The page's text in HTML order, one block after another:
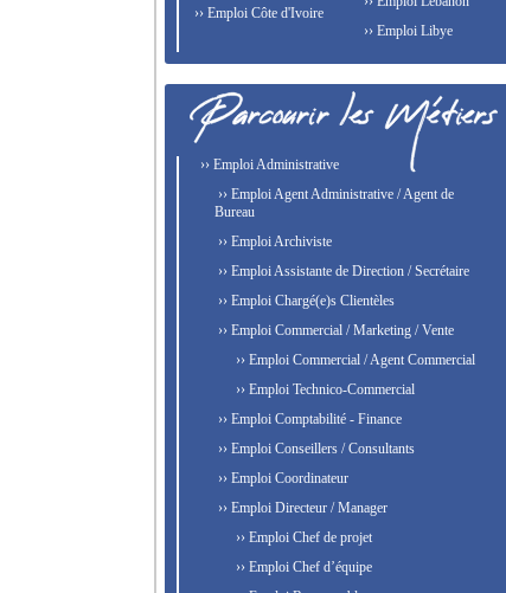
›› Emploi Côte d'Ivoire
›› Emploi Libye
›› Emploi Administrative
›› Emploi Agent Administrative / Agent de
Bureau
›› Emploi Archiviste
›› Emploi Assistante de Direction / Secrétaire
›› Emploi Chargé(e)s Clientèles
›› Emploi Commercial / Marketing / Vente
›› Emploi Commercial / Agent Commercial
›› Emploi Technico-Commercial
›› Emploi Comptabilité - Finance
›› Emploi Conseillers / Consultants
›› Emploi Coordinateur
›› Emploi Directeur / Manager
›› Emploi Chef de projet
›› Emploi Chef d’équipe